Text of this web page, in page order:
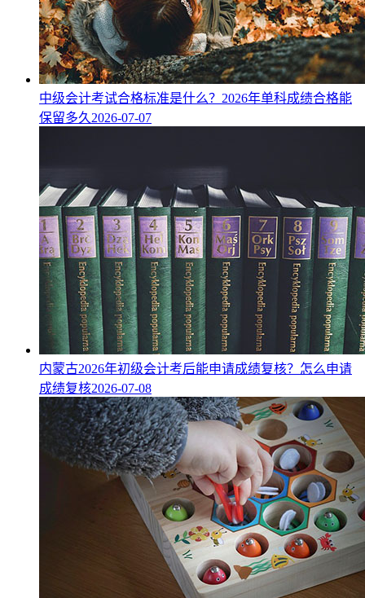
中级会计考试合格标准是什么？2026年单科成绩合格能
保留多久 2026-07-07
内蒙古2026年初级会计考后能申请成绩复核？怎么申请
成绩复核2026-07-08